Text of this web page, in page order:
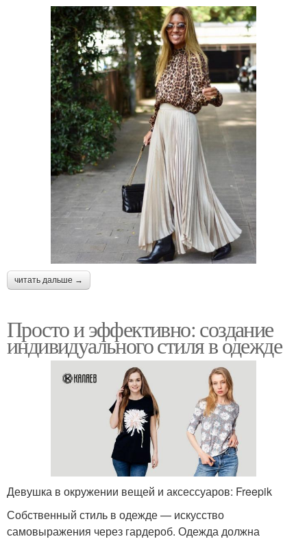
читать дальше →
Просто и эффективно: создание
индивидуального стиля в одежде
Девушка в окружении вещей и аксессуаров: Freepik
Собственный стиль в одежде — искусство
самовыражения через гардероб. Одежда должна